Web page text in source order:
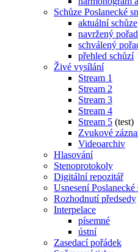
Schůze Poslanecké
aktuální schůze
navržený pořad
schválený
přehled schůzí
Živé vysílání
Stream 1
Stream 2
Stream 3
Stream 4
Stream 5 (test)
Zvukové
Videoarchiv
Hlasování
Stenoprotokoly
Digitální repozitář
Usnesení
Rozhodnutí předsedy
Interpelace
písemné
ústní
Zasedací pořádek